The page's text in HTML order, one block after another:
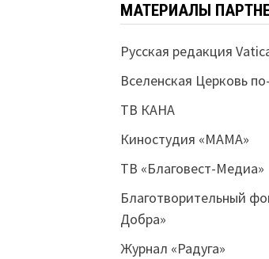
МАТЕРИАЛЫ
Русская редакция
Вселенская Церковь
ТВ КАНА
Киностудия «МАМА»
ТВ «Благовест-Медиа»
Благотворительный
Добра»
Журнал «Радуга»